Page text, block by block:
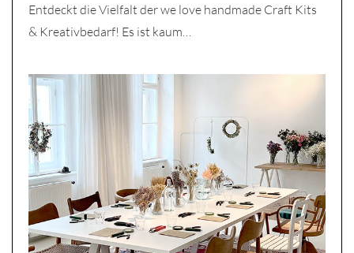
Entdeckt die Vielfalt der we love handmade Craft Kits
& Kreativbedarf! Es ist kaum…